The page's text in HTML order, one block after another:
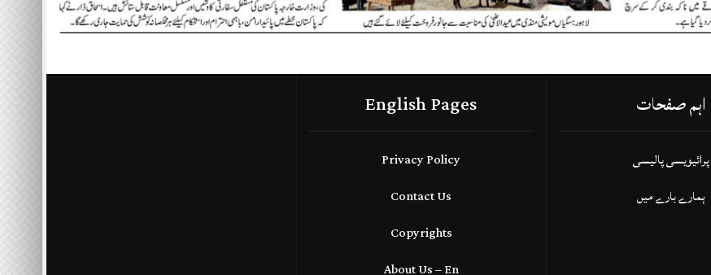
English Pages
Privacy Policy
Contact Us
Copyrights
About Us – En
اہم صفحات
پرائیویسی پالیسی
ہمارے بارے میں